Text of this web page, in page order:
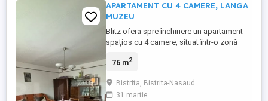
APARTAMENT CU 4 CAMERE, LANGA
MUZEU
Blitz ofera spre închiriere un apartament
spațios cu 4 camere, situat într-o zonă
punctele de interes ale orașului. Locuința
un living generos, trei dormitoare
luminoase, două băi moderne și o
76 m2
Bistrita, Bistrita-Nasaud
31 martie